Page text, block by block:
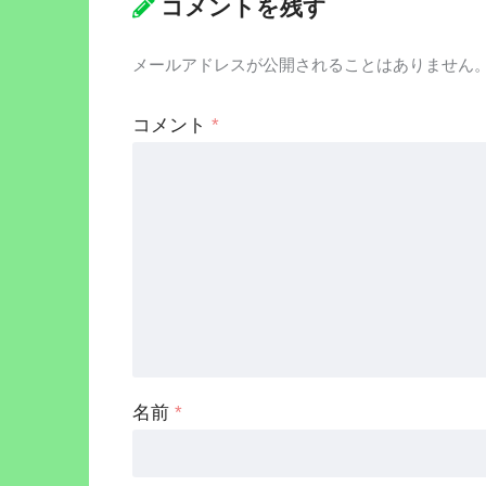
コメントを残す
メールアドレスが公開されることはありません
コメント *
名前 *